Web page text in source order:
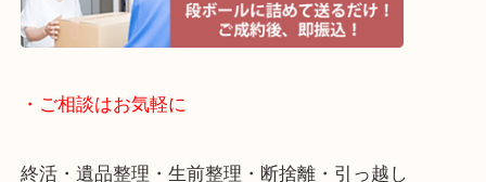
・宅配買取ページ
遅い時間しか家にいない方・商品点数が多い方には